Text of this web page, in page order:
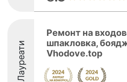
Лауреати
Ремонт на
шпакловка,
Vhodove.top